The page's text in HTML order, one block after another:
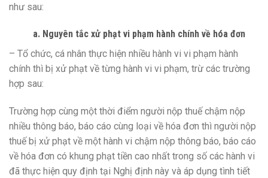
như sau:
a. Nguyên tắc xử phạt vi phạm hành chính về hóa đơn
– Tổ chức, cá nhân thực hiện nhiều hành vi vi phạm hành
chính thì bị xử phạt về từng hành vi vi phạm, trừ các trường
hợp sau:
Trường hợp cùng một thời điểm người nộp thuế chậm nộp
nhiều thông báo, báo cáo cùng loại về hóa đơn thì người nộp
thuế bị xử phạt về một hành vi chậm nộp thông báo, báo cáo
về hóa đơn có khung phạt tiền cao nhất trong số các hành vi
đã thực hiện quy định tại Nghị định này và áp dụng tình tiết